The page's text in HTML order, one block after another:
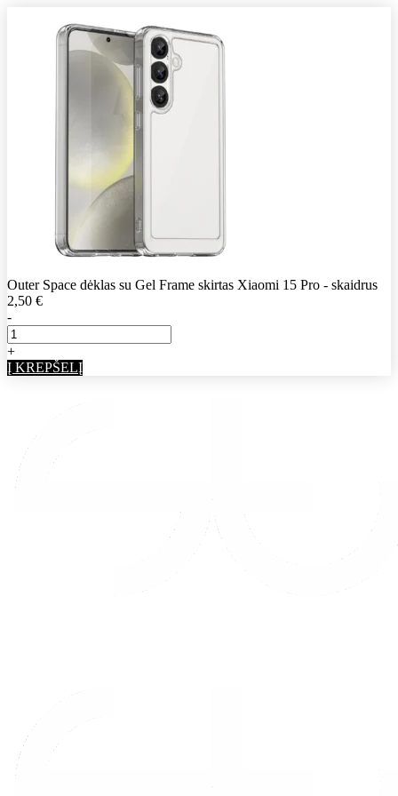
Outer Space dėklas su Gel Frame skirtas Xiaomi 15 Pro - skaidrus
2,50 €
-
+
Į KREPŠELĮ